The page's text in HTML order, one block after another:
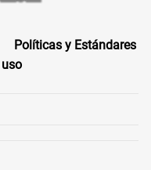
Políticas y Estándares